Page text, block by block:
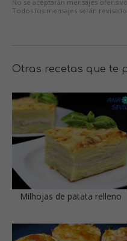
No se aceptarán mensajes
Todos los mensajes serán
Otras recetas que te
Milhojas de patata relleno